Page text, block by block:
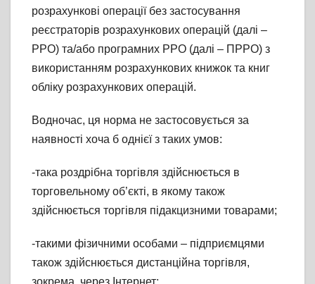
розрахункові операції без застосування
реєстраторів розрахункових операцій (далі –
РРО) та/або програмних РРО (далі – ПРРО) з
використанням розрахункових книжок та книг
обліку розрахункових операцій.
Водночас, ця норма не застосовується за
наявності хоча б однієї з таких умов:
-така роздрібна торгівля здійснюється в
торговельному об’єкті, в якому також
здійснюється торгівля підакцизними товарами;
-такими фізичними особами – підприємцями
також здійснюється дистанційна торгівля,
зокрема, через Інтернет;